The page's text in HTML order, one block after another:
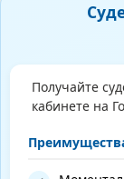
Получайте
кабинете на